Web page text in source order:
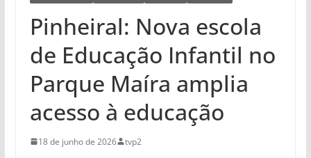
Pinheiral: Nova escola
de Educação Infantil no
Parque Maíra amplia
acesso à educação
18 de junho de 2026 tvp2